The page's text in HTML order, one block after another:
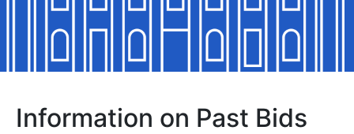
Show/Hide
Show/Hide
Show/Hide
Information on Past Bids